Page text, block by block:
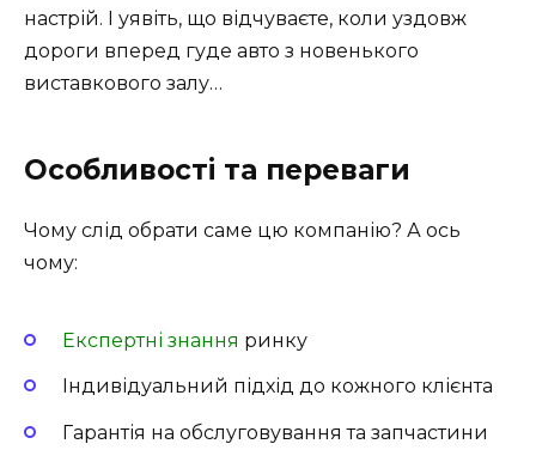
настрій. І уявіть, що відчуваєте, коли уздовж
дороги вперед гуде авто з новенького
виставкового залу…
Особливості та переваги
Чому слід обрати саме цю компанію? А ось
чому:
Експертні знання ринку
Індивідуальний підхід до кожного клієнта
Гарантія на обслуговування та запчастини